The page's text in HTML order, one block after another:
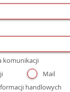
komunikacji
Mail
informacji handlowych